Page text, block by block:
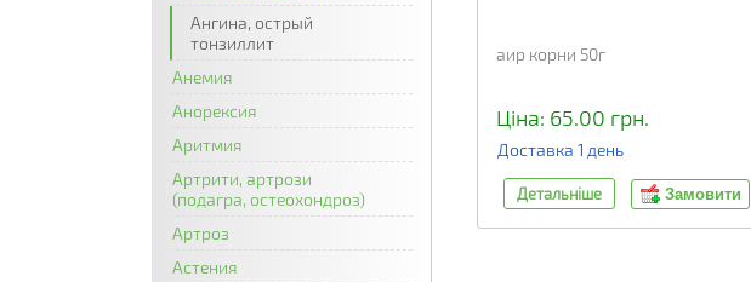
Ангина, острый
тонзиллит
Анемия
Анорексия
Аритмия
Артрити, артрози
(подагра, остеохондроз)
Артроз
Астения
аир корни 50г
Ціна: 65.00 грн.
Доставка 1 день
Детальніше Замовити